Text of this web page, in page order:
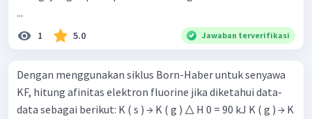
...
1 5.0 Jawaban terverifikasi
Dengan menggunakan siklus Born-Haber untuk senyawa
KF, hitung afinitas elektron fluorine jika diketahui data-
data sebagai berikut: K ( s ) → K ( g ) △ H 0 = 90 kJ K ( g ) → K